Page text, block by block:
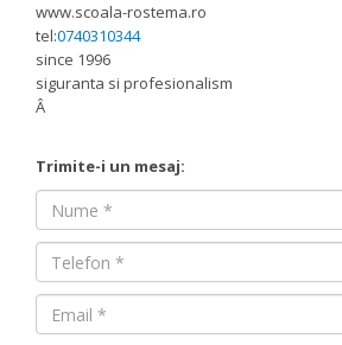
www.scoala-rostema.ro
tel:0740310344
since 1996
siguranta si profesionalism
Â
Trimite-i un mesaj:
Nume
Nume
Email